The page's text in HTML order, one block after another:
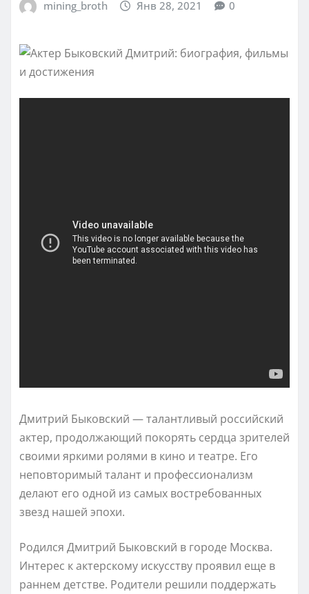
mining_broth Янв 28, 2021 0
Дмитрий Быковский — талантливый российский
актер, продолжающий покорять сердца зрителей
своими яркими ролями в кино и театре. Его
неповторимый талант и профессионализм
делают его одной из самых востребованных
звезд нашей эпохи.
Родился Дмитрий Быковский в городе Москва.
Интерес к актерскому искусству проявил еще в
раннем детстве. Родители решили поддержать